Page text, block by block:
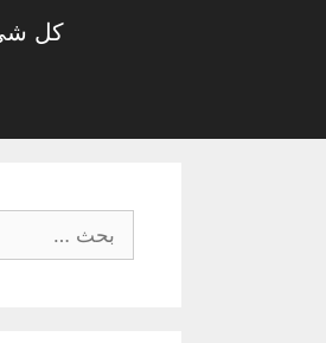
كل
عن: